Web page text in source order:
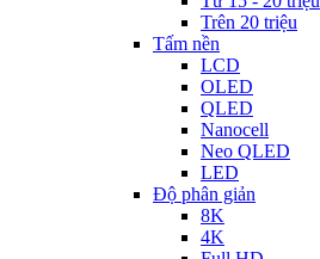
Trên 20 triệu
Tấm nền
LCD
OLED
QLED
Nanocell
Neo QLED
LED
Độ phân giản
8K
4K